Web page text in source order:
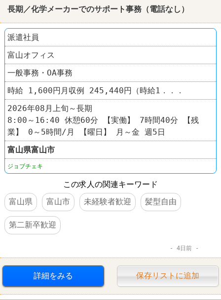
長期／化学メーカーでのサポート事務（電話なし）
派遣社員
富山オフィス
一般事務・OA事務
時給 1,600円月収例 245,440円（時給1．．．
2026年08月上旬～長期
8:00～16:40 休憩60分 【実働】 7時間40分 【残
業】 0～5時間/月 【曜日】 月～金 週5日
富山県富山市
ジョブチェキ
この求人の関連キーワード
富山県
富山市 未経験者歓迎 髪型自由
第二新卒歓迎
4日前
詳細をみる 保存リストに追加